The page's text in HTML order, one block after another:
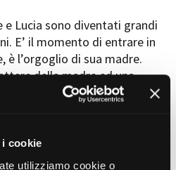
cookie
utilizziamo cookie o
e Lucia sono diventati grandi
E’ il momento di entrare in
è l’orgoglio di sua madre.
della madre ed una
ma per il resto è un
ora si deve scontrare
Italia: ai soliti pregiudizi si